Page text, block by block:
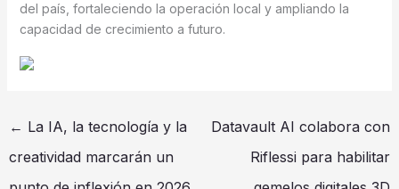
del país, fortaleciendo la operación local y ampliando la
capacidad de crecimiento a futuro.
← La IA, la tecnología y la
creatividad marcarán un
Datavault AI colabora con
Riflessi para habilitar